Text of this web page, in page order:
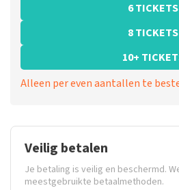
6 TICKETS
8 TICKETS
10+
Alleen per even aantallen te
Veilig betalen
Je betaling is veilig en beschermd.
meestgebruikte betaalmethoden.